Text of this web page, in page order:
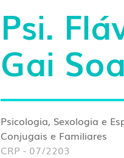
Psi.
Gai
Psicologia, Sexologia e
Conjugais e Familiares
CRP - 07/2203